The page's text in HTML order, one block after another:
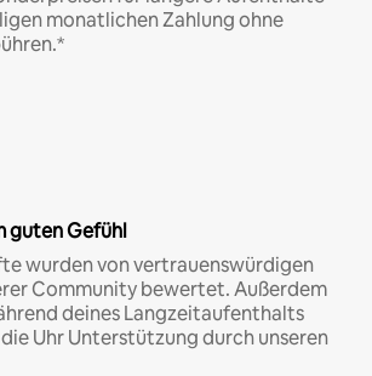
monatlichen Zahlung ohne
guten Gefühl
wurden von vertrauenswürdigen
Community bewertet. Außerdem
deines Langzeitaufenthalts
Uhr Unterstützung durch unseren